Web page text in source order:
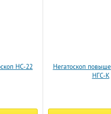
НС-22
Негатоскоп
НГС-К